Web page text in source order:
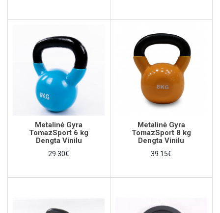
Metalinė Gyra
TomazSport 6 kg
Dengta Vinilu
29.30€
Metalinė Gyra
TomazSport 8 kg
Dengta Vinilu
39.15€